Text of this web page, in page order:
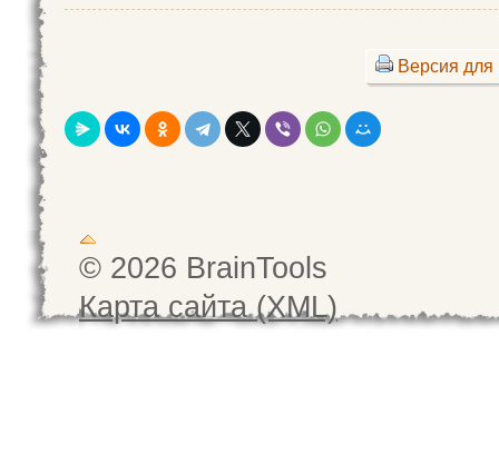
Версия для
© 2026 BrainTools
Карта сайта (XML)